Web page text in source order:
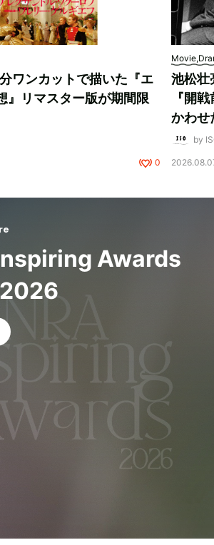
ワンカットで描いた『エ
』リマスター版が期間限
0
池松壮
『開
かわせ
by
Awards